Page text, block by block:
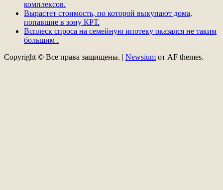
комплексов.
Вырастет стоимость, по которой выкупают дома,
попавшие в зону КРТ.
Всплеск спроса на семейную ипотеку оказался не таким
большим .
Copyright © Все права защищены. | Newsium от AF themes.